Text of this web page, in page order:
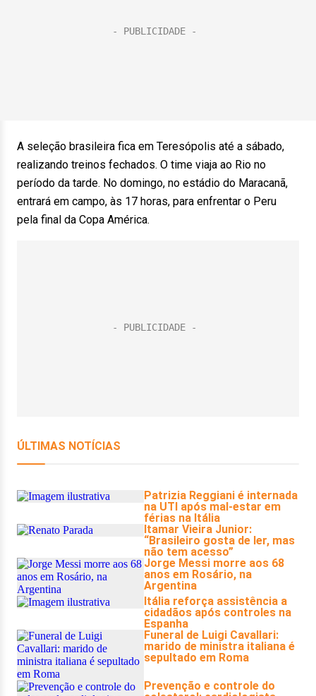
A seleção brasileira fica em Teresópolis até a sábado,
realizando treinos fechados. O time viaja ao Rio no
período da tarde. No domingo, no estádio do Maracanã,
entrará em campo, às 17 horas, para enfrentar o Peru
pela final da Copa América.